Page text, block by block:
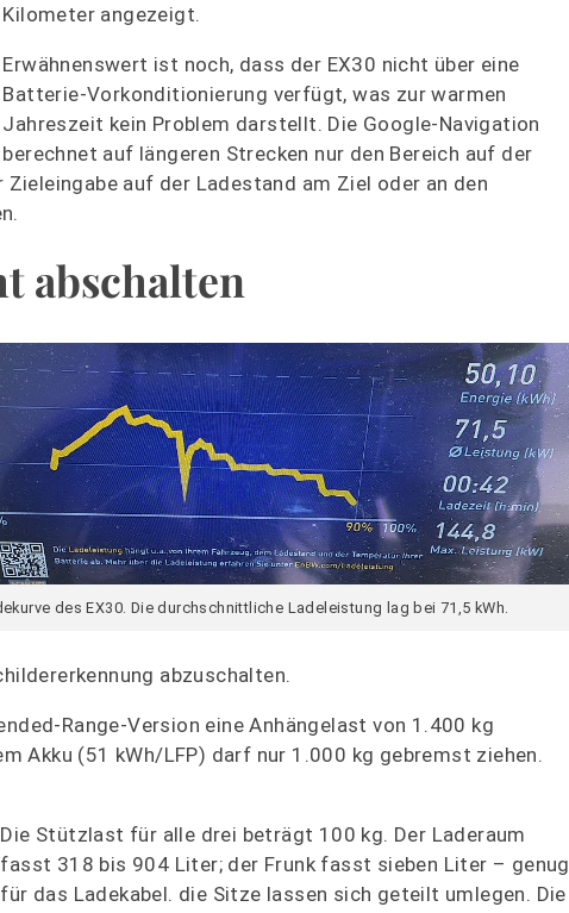
Kilometer angezeigt.
Erwähnenswert ist noch, dass der EX30 nicht über eine
Batterie-Vorkonditionierung verfügt, was zur warmen
Jahreszeit kein Problem darstellt. Die Google-Navigation
berechnet auf längeren Strecken nur den Bereich auf der
auf der Ladestand am Ziel oder an den
abschalten
des EX30. Die durchschnittliche Ladeleistung lag bei 71,5 kWh.
abzuschalten.
Range-Version eine Anhängelast von 1.400 kg
Akku (51 kWh/LFP) darf nur 1.000 kg gebremst ziehen.
Die Stützlast für alle drei beträgt 100 kg. Der Laderaum
fasst 318 bis 904 Liter; der Frunk fasst sieben Liter – genug
für das Ladekabel. die Sitze lassen sich geteilt umlegen. Die